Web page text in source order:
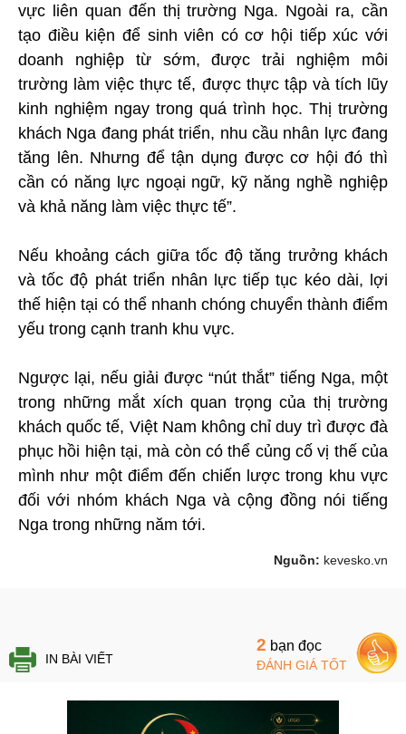
vực liên quan đến thị trường Nga. Ngoài ra, cần
tạo điều kiện để sinh viên có cơ hội tiếp xúc với
doanh nghiệp từ sớm, được trải nghiệm môi
trường làm việc thực tế, được thực tập và tích lũy
kinh nghiệm ngay trong quá trình học. Thị trường
khách Nga đang phát triển, nhu cầu nhân lực đang
tăng lên. Nhưng để tận dụng được cơ hội đó thì
cần có năng lực ngoại ngữ, kỹ năng nghề nghiệp
và khả năng làm việc thực tế”.
Nếu khoảng cách giữa tốc độ tăng trưởng khách
và tốc độ phát triển nhân lực tiếp tục kéo dài, lợi
thế hiện tại có thể nhanh chóng chuyển thành điểm
yếu trong cạnh tranh khu vực.
Ngược lại, nếu giải được “nút thắt” tiếng Nga, một
trong những mắt xích quan trọng của thị trường
khách quốc tế, Việt Nam không chỉ duy trì được đà
phục hồi hiện tại, mà còn có thể củng cố vị thế của
mình như một điểm đến chiến lược trong khu vực
đối với nhóm khách Nga và cộng đồng nói tiếng
Nga trong những năm tới.
Nguồn: kevesko.vn
IN BÀI VIẾT
2 bạn đọc
ĐÁNH GIÁ TỐT